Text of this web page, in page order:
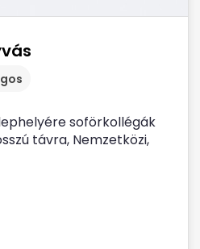
soförkollégák
távra, Nemzetközi,